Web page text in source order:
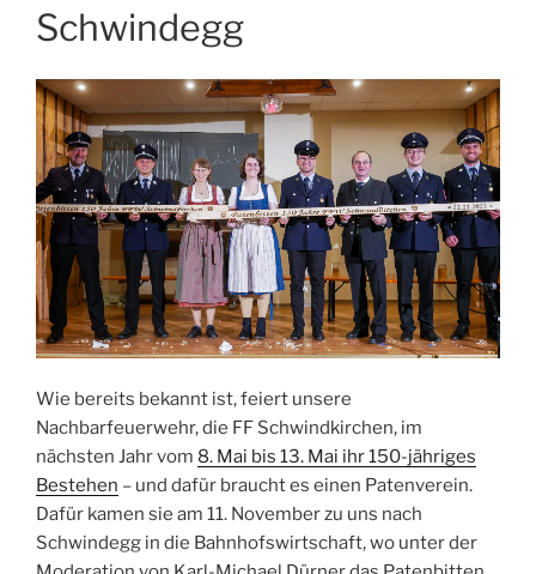
Schwindegg
Wie bereits bekannt ist, feiert unsere
Nachbarfeuerwehr, die FF Schwindkirchen, im
nächsten Jahr vom 8. Mai bis 13. Mai ihr 150-jähriges
Bestehen – und dafür braucht es einen Patenverein.
Dafür kamen sie am 11. November zu uns nach
Schwindegg in die Bahnhofswirtschaft, wo unter der